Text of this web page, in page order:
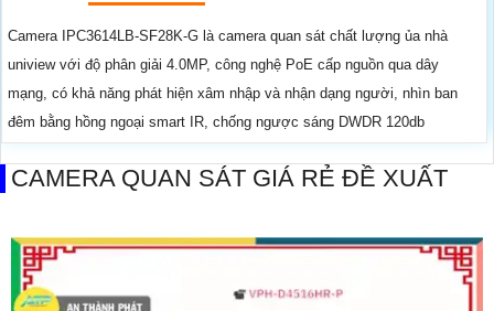
Camera IPC3614LB-SF28K-G là camera quan sát chất lượng ủa nhà
uniview với độ phân giải 4.0MP, công nghệ PoE cấp nguồn qua dây
mạng, có khả năng phát hiện xâm nhập và nhận dạng người, nhìn ban
đêm bằng hồng ngoại smart IR, chống ngược sáng DWDR 120db
CAMERA QUAN SÁT GIÁ RẺ ĐỀ XUẤT